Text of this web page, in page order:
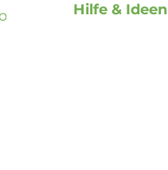
Hilfe & Ideen